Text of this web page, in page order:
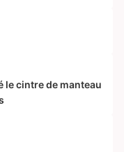
le cintre de manteau